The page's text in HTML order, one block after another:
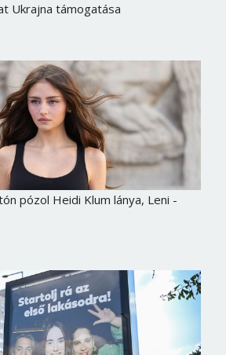
Ukrajna támogatása
pózol Heidi Klum lánya, Leni -